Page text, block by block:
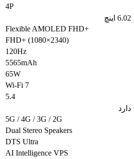
4P
6.02 اینچ
Flexible AMOLED FHD+
FHD+ (1080×2340)
120Hz
5565mAh
65W
Wi‑Fi 7
5.4
دارد
5G / 4G / 3G / 2G
Dual Stereo Speakers
DTS Ultra
AI Intelligence VPS